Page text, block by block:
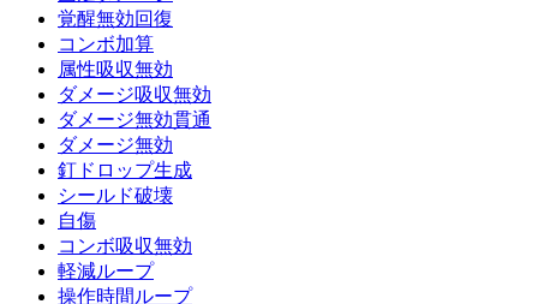
覚醒無効回復
コンボ加算
属性吸収無効
ダメージ吸収無効
ダメージ無効貫通
ダメージ無効
釘ドロップ生成
シールド破壊
自傷
コンボ吸収無効
軽減ループ
操作時間ループ